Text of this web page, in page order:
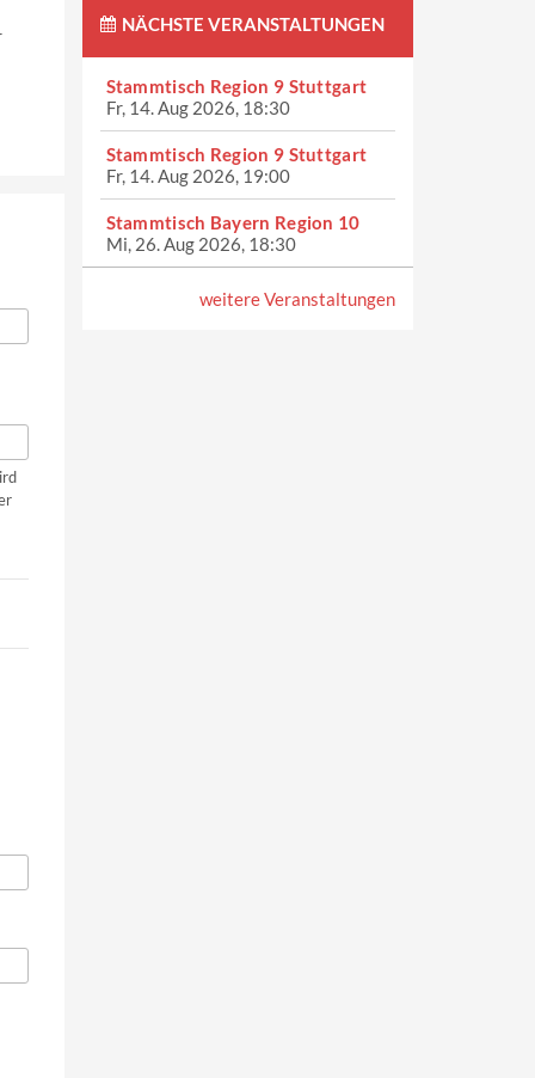
NÄCHSTE VERANSTALTUNGEN
Stammtisch Region 9 Stuttgart
Fr, 14. Aug 2026, 18:30
Stammtisch Region 9 Stuttgart
Fr, 14. Aug 2026, 19:00
Stammtisch Bayern Region 10
Mi, 26. Aug 2026, 18:30
weitere Veranstaltungen